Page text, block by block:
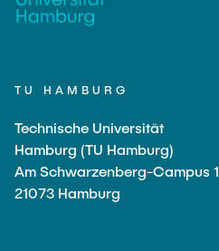
TU HAMBURG
Technische Universität
Hamburg (TU Hamburg)
Am Schwarzenberg-Campus 1
21073 Hamburg